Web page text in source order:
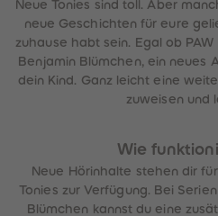
Neue Tonies sind toll. Aber
neue Geschichten für eure
zuhause habt sein. Egal ob
Benjamin Blümchen, ein neues
dein Kind. Ganz leicht eine
zuweisen und
Wie
Neue Hörinhalte stehen dir
Tonies zur Verfügung. Bei
Blümchen kannst du eine